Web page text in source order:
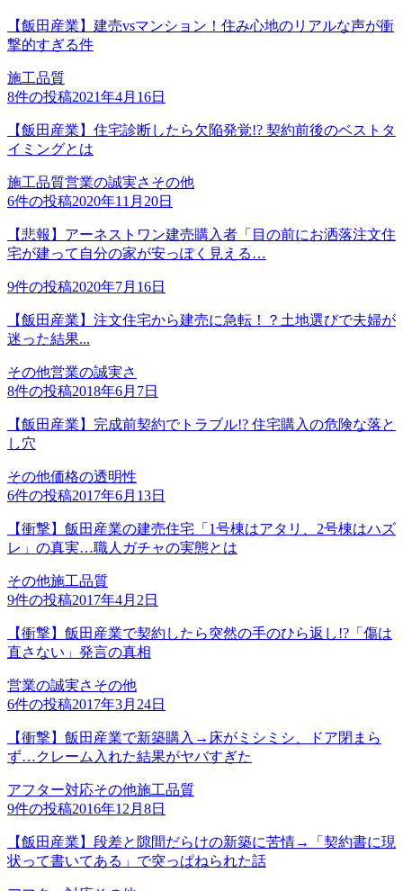
【飯田産業】建売vsマンション！住み心地のリアルな声が衝
撃的すぎる件
施工品質
8件の投稿2021年4月16日
【飯田産業】住宅診断したら欠陥発覚!? 契約前後のベストタ
イミングとは
施工品質営業の誠実さ その他
6件の投稿2020年11月20日
【悲報】アーネストワン建売購入者「目の前にお洒落注文住
宅が建って自分の家が安っぽく見える…
9件の投稿2020年7月16日
【飯田産業】注文住宅から建売に急転！？土地選びで夫婦が
迷った結果...
その他営業の誠実さ
8件の投稿2018年6月7日
【飯田産業】完成前契約でトラブル!? 住宅購入の危険な落と
し穴
その他価格の透明性
6件の投稿2017年6月13日
【衝撃】飯田産業の建売住宅「1号棟はアタリ、2号棟はハズ
レ」の真実…職人ガチャの実態とは
その他施工品質
9件の投稿2017年4月2日
【衝撃】飯田産業で契約したら突然の手のひら返し!?「傷は
直さない」発言の真相
営業の誠実さ その他
6件の投稿2017年3月24日
【衝撃】飯田産業で新築購入→床がミシミシ、ドア閉まら
ず…クレーム入れた結果がヤバすぎた
アフター対応その他施工品質
9件の投稿2016年12月8日
【飯田産業】段差と隙間だらけの新築に苦情→「契約書に現
状って書いてある」で突っぱねられた話